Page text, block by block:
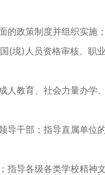
政策制度并组织实施；
(境)人员资格审核、职
教育、社会力量办学
干部；指导直属单位
导各级各类学校精神